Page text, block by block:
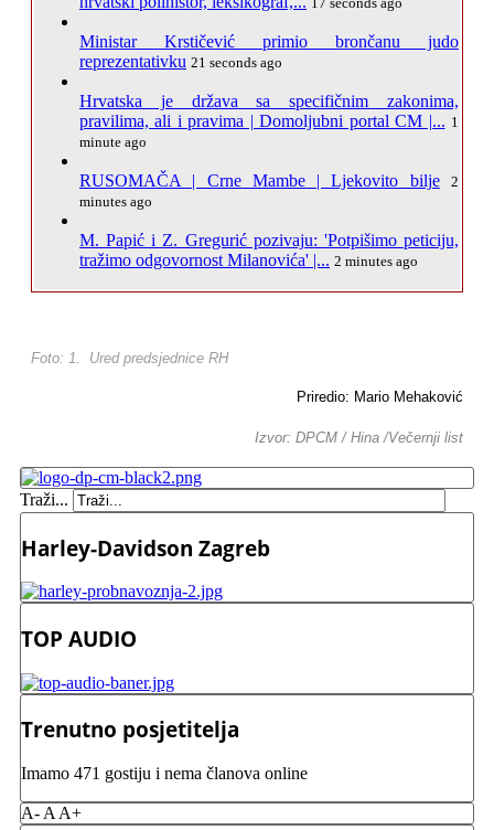
Ministar Krstičević primio brončanu judo
reprezentativku 21 seconds ago
Hrvatska je država sa specifičnim zakonima,
pravilima, ali i pravima | Domoljubni portal CM |... 1
minute ago
RUSOMAČA | Crne Mambe | Ljekovito bilje
2
minutes ago
M. Papić i Z. Gregurić pozivaju: 'Potpišimo peticiju,
tražimo odgovornost Milanovića' |... 2 minutes ago
Foto: 1. Ured predsjednice RH
Priredio: Mario Mehaković
Izvor: DPCM / Hina /Večernji list
Traži...
Harley-Davidson Zagreb
TOP AUDIO
Trenutno posjetitelja
Imamo 471 gostiju i nema članova online
A- A A+